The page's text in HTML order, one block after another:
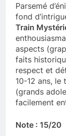
Parsemé
fond
Train
aspects
faits
respect et
10-12 ans,
(grands
facilement
Note : 15/20